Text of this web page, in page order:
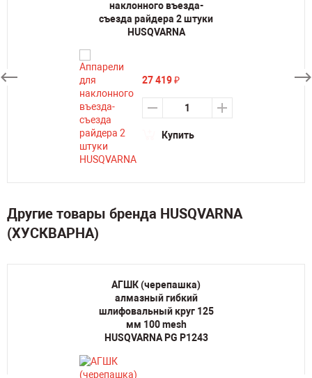
наклонного въезда-
съезда райдера 2 штуки
HUSQVARNA
27 419₽
Купить
Другие товары бренда HUSQVARNA
(ХУСКВАРНА)
АГШК (черепашка)
алмазный гибкий
шлифовальный круг 125
мм 100 mesh
HUSQVARNA PG P1243